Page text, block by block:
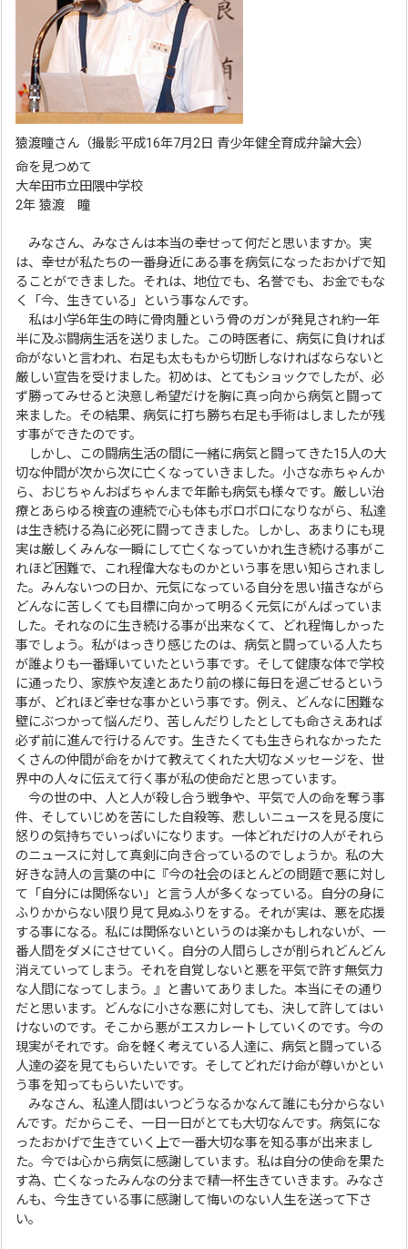
猿渡瞳さん（撮影:平成16年7月2日 青少年健全育成弁論大会）
命を見つめて
大牟田市立田隈中学校
2年 猿渡 瞳
みなさん、みなさんは本当の幸せって何だと思いますか。実
は、幸せが私たちの一番身近にある事を病気になったおかげで知
ることができました。それは、地位でも、名誉でも、お金でもな
く「今、生きている」という事なんです。
私は小学6年生の時に骨肉腫という骨のガンが発見され約一年
半に及ぶ闘病生活を送りました。この時医者に、病気に負ければ
命がないと言われ、右足も太ももから切断しなければならないと
厳しい宣告を受けました。初めは、とてもショックでしたが、必
ず勝ってみせると決意し希望だけを胸に真っ向から病気と闘って
来ました。その結果、病気に打ち勝ち右足も手術はしましたが残
す事ができたのです。
しかし、この闘病生活の間に一緒に病気と闘ってきた15人の大
切な仲間が次から次に亡くなっていきました。小さな赤ちゃんか
ら、おじちゃんおばちゃんまで年齢も病気も様々です。厳しい治
療とあらゆる検査の連続で心も体もボロボロになりながら、私達
は生き続ける為に必死に闘ってきました。しかし、あまりにも現
実は厳しくみんな一瞬にして亡くなっていかれ生き続ける事がこ
れほど困難で、これ程偉大なものかという事を思い知らされまし
た。みんないつの日か、元気になっている自分を思い描きながら
どんなに苦しくても目標に向かって明るく元気にがんばっていま
した。それなのに生き続ける事が出来なくて、どれ程悔しかった
事でしょう。私がはっきり感じたのは、病気と闘っている人たち
が誰よりも一番輝いていたという事です。そして健康な体で学校
に通ったり、家族や友達とあたり前の様に毎日を過ごせるという
事が、どれほど幸せな事かという事です。例え、どんなに困難な
壁にぶつかって悩んだり、苦しんだりしたとしても命さえあれば
必ず前に進んで行けるんです。生きたくても生きられなかったた
くさんの仲間が命をかけて教えてくれた大切なメッセージを、世
界中の人々に伝えて行く事が私の使命だと思っています。
今の世の中、人と人が殺し合う戦争や、平気で人の命を奪う事
件、そしていじめを苦にした自殺等、悲しいニュースを見る度に
怒りの気持ちでいっぱいになります。一体どれだけの人がそれら
のニュースに対して真剣に向き合っているのでしょうか。私の大
好きな詩人の言葉の中に『今の社会のほとんどの問題で悪に対し
て「自分には関係ない」と言う人が多くなっている。自分の身に
ふりかからない限り見て見ぬふりをする。それが実は、悪を応援
する事になる。私には関係ないというのは楽かもしれないが、一
番人間をダメにさせていく。自分の人間らしさが削られどんどん
消えていってしまう。それを自覚しないと悪を平気で許す無気力
な人間になってしまう。』と書いてありました。本当にその通り
だと思います。どんなに小さな悪に対しても、決して許してはい
けないのです。そこから悪がエスカレートしていくのです。今の
現実がそれです。命を軽く考えている人達に、病気と闘っている
人達の姿を見てもらいたいです。そしてどれだけ命が尊いかとい
う事を知ってもらいたいです。
みなさん、私達人間はいつどうなるかなんて誰にも分からない
んです。だからこそ、一日一日がとても大切なんです。病気にな
ったおかげで生きていく上で一番大切な事を知る事が出来まし
た。今では心から病気に感謝しています。私は自分の使命を果た
す為、亡くなったみんなの分まで精一杯生きていきます。みなさ
んも、今生きている事に感謝して悔いのない人生を送って下さ
い。